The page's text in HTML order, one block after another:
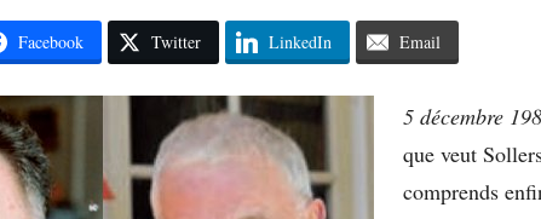
Facebook Twitter LinkedIn Email
5 décembre
que veut
comprends